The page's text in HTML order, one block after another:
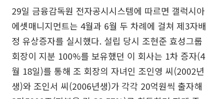
29일 금융감독원 전자공시시스템에 따르면 갤럭시아
에셋매니지먼트는 4월과 6월 두 차례에 걸쳐 제3자배
정 유상증자를 실시했다. 설립 당시 조현준 효성그룹
회장이 지분 100%를 보유했던 이 회사는 1차 증자(4
월 18일)를 통해 조 회장의 자녀인 조인영 씨(2002년
생)와 조인서 씨(2006년생)가 각각 20억원씩 출자해